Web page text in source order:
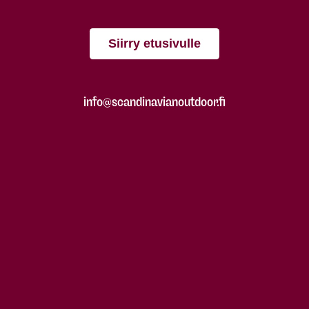
Siirry etusivulle
info@scandinavianoutdoor.fi